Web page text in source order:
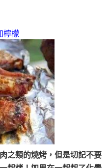
檸檬
之類的燒烤，但是切記不要